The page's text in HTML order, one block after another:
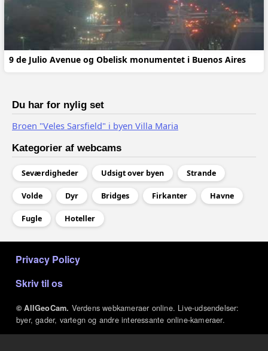
9 de Julio Avenue og Obelisk monumentet i Buenos Aires
Du har for nylig set
Broen "Veles Sarsfield" i byen Villa Maria
Kategorier af webcams
Seværdigheder Udsigt over byen Strande
Volde Dyr Bridges Firkanter Havne
Fugle Hoteller
Privacy Policy
Skriv til os
© AllGeoCam. Verdens webkameraer online. Live-udsendelser:
byer, gader, vartegn og andre interessante online-kameraer.